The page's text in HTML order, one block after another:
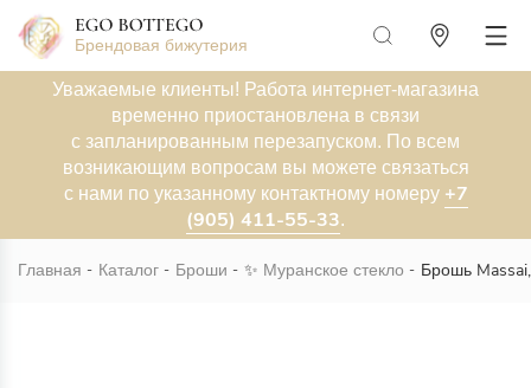
Брендовая бижутерия
Уважаемые клиенты! Работа интернет-магазина
временно приостановлена в связи
с запланированным перезапуском. По всем
возникающим вопросам вы можете связаться
с нами по указанному контактному номеру +7
(905) 411-55-33.
Главная Каталог Броши ✨ Муранское стекло Брошь